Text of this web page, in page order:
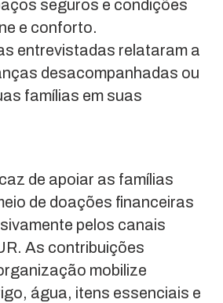
seguros e condições
e conforto.
entrevistadas relataram a
desacompanhadas ou
famílias em suas
de apoiar as famílias
de doações financeiras
pelos canais
As contribuições
mobilize
água, itens essenciais e